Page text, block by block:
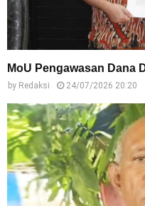
MoU Pengawasan Dana
by Redaksi 24/07/2026 20:20